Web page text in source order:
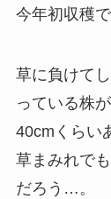
今年初収穫で
草に負けて
っている株
40cmくらい
草まみれで
だろう…。